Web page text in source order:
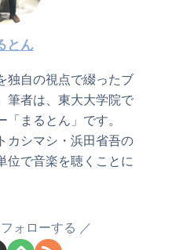
とん
独自の視点で綴ったブ
筆者は、東大大学院で
まるとん」です。
カシマシ・浜田省吾の
位で音楽を聴くことに
ォローする